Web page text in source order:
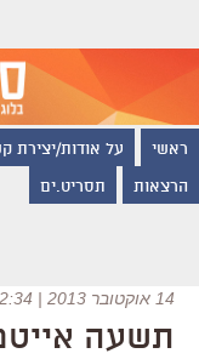
ראשי על אודות/יצירת
הרצאות תסריט.ים
14 אוקטובר 2013 | 22:34
תשעה